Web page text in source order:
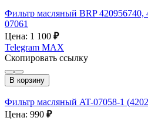
Фильтр масляный BRP 420956740,
07061
Цена: 1 100 ₽
Telegram MAX
Скопировать ссылку
В корзину
Фильтр масляный AT-07058-1
Цена: 990 ₽